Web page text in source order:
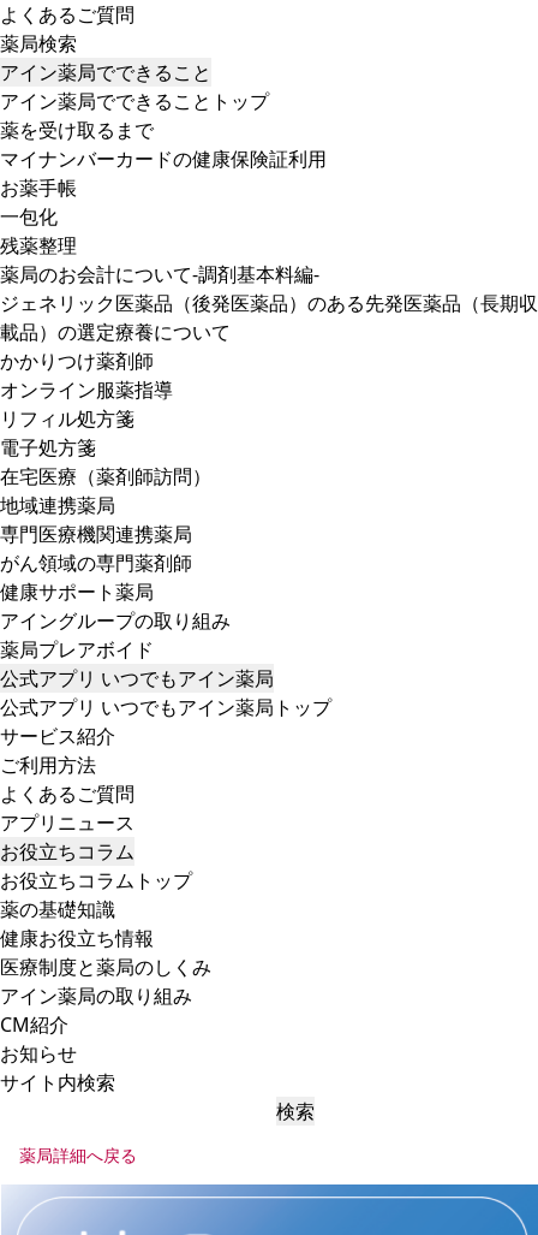
よくあるご質問
薬局検索
アイン薬局でできること
アイン薬局でできることトップ
薬を受け取るまで
マイナンバーカードの健康保険証利用
お薬手帳
一包化
残薬整理
薬局のお会計について-調剤基本料編-
ジェネリック医薬品（後発医薬品）のある先発医薬品（長期収
載品）の選定療養について
かかりつけ薬剤師
オンライン服薬指導
リフィル処方箋
電子処方箋
在宅医療（薬剤師訪問）
地域連携薬局
専門医療機関連携薬局
がん領域の専門薬剤師
健康サポート薬局
アイングループの取り組み
薬局プレアボイド
公式アプリ いつでもアイン薬局
公式アプリ いつでもアイン薬局トップ
サービス紹介
ご利用方法
よくあるご質問
アプリニュース
お役立ちコラム
お役立ちコラムトップ
薬の基礎知識
健康お役立ち情報
医療制度と薬局のしくみ
アイン薬局の取り組み
CM紹介
お知らせ
サイト内検索
検索
薬局詳細へ戻る